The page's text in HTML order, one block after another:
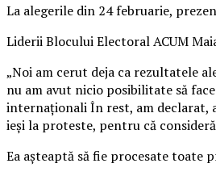
La alegerile din 24 februarie,
Liderii Blocului Electoral ACUM
„Noi am cerut deja ca rezultatele
nu am avut nicio posibilitate să
internaţionali În rest, am declarat,
ieşi la proteste, pentru că
Ea aşteaptă să fie procesate toate